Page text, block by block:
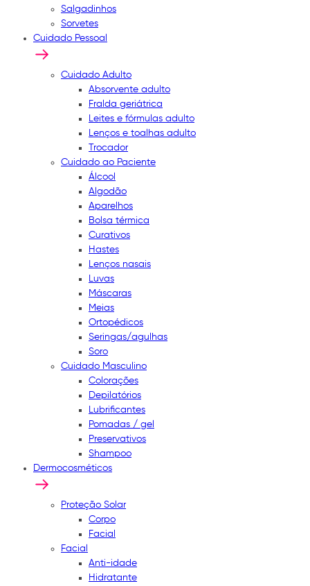
Salgadinhos
Sorvetes
Cuidado Pessoal
Cuidado Adulto
Absorvente adulto
Fralda geriátrica
Leites e fórmulas adulto
Lenços e toalhas adulto
Trocador
Cuidado ao Paciente
Álcool
Algodão
Aparelhos
Bolsa térmica
Curativos
Hastes
Lenços nasais
Luvas
Máscaras
Meias
Ortopédicos
Seringas/agulhas
Soro
Cuidado Masculino
Colorações
Depilatórios
Lubrificantes
Pomadas / gel
Preservativos
Shampoo
Dermocosméticos
Proteção Solar
Corpo
Facial
Facial
Anti-idade
Hidratante